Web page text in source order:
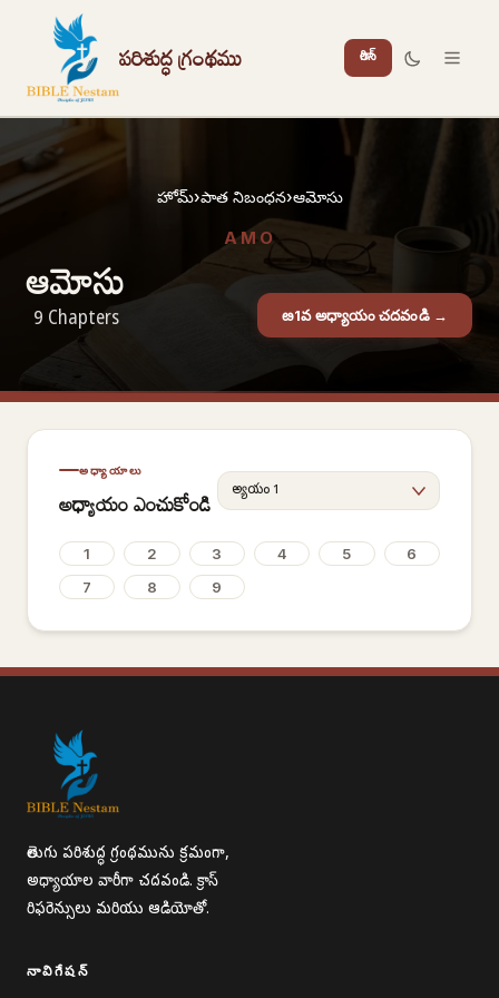
పరిశుద్ధ గ్రంథము లాగిన్
హోమ్›పాత నిబంధన›ఆమోసు
AMO
ఆమోసు
9 Chapters ఴ1వ అధ్యాయం చదవండి →
అధ్యాయాలు
అధ్యాయం ఎంచుకోండి
1 2 3 4 5
6
7
8 9
తెలుగు పరిశుద్ధ గ్రంథమును క్రమంగా,
అధ్యాయాల వారీగా చదవండి. క్రాస్
రిఫరెన్సులు మరియు ఆడియోతో.
నావిగేషన్